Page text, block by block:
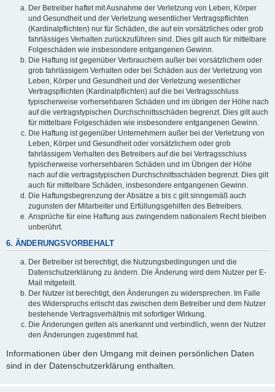
Der Betreiber haftet mit Ausnahme der Verletzung von Leben, Körper
und Gesundheit und der Verletzung wesentlicher Vertragspflichten
(Kardinalpflichten) nur für Schäden, die auf ein vorsätzliches oder grob
fahrlässiges Verhalten zurückzuführen sind. Dies gilt auch für mittelbare
Folgeschäden wie insbesondere entgangenen Gewinn.
Die Haftung ist gegenüber Verbrauchern außer bei vorsätzlichem oder
grob fahrlässigem Verhalten oder bei Schäden aus der Verletzung von
Leben, Körper und Gesundheit und der Verletzung wesentlicher
Vertragspflichten (Kardinalpflichten) auf die bei Vertragsschluss
typischerweise vorhersehbaren Schäden und im übrigen der Höhe nach
auf die vertragstypischen Durchschnittsschäden begrenzt. Dies gilt auch
für mittelbare Folgeschäden wie insbesondere entgangenen Gewinn.
Die Haftung ist gegenüber Unternehmern außer bei der Verletzung von
Leben, Körper und Gesundheit oder vorsätzlichem oder grob
fahrlässigem Verhalten des Betreibers auf die bei Vertragsschluss
typischerweise vorhersehbaren Schäden und im Übrigen der Höhe
nach auf die vertragstypischen Durchschnittsschäden begrenzt. Dies gilt
auch für mittelbare Schäden, insbesondere entgangenen Gewinn.
Die Haftungsbegrenzung der Absätze a bis c gilt sinngemäß auch
zugunsten der Mitarbeiter und Erfüllungsgehilfen des Betreibers.
Ansprüche für eine Haftung aus zwingendem nationalem Recht bleiben
unberührt.
6. ÄNDERUNGSVORBEHALT
Der Betreiber ist berechtigt, die Nutzungsbedingungen und die
Datenschutzerklärung zu ändern. Die Änderung wird dem Nutzer per E-
Mail mitgeteilt.
Der Nutzer ist berechtigt, den Änderungen zu widersprechen. Im Falle
des Widerspruchs erlischt das zwischen dem Betreiber und dem Nutzer
bestehende Vertragsverhältnis mit sofortiger Wirkung.
Die Änderungen gelten als anerkannt und verbindlich, wenn der Nutzer
den Änderungen zugestimmt hat.
Informationen über den Umgang mit deinen persönlichen Daten
sind in der Datenschutzerklärung enthalten.